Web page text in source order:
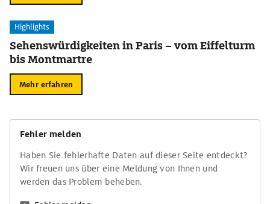
Highlights
Sehenswürdigkeiten in Paris – vom Eiffelturm
bis Montmartre
Mehr erfahren
Fehler melden
Haben Sie fehlerhafte Daten auf dieser Seite entdeckt?
Wir freuen uns über eine Meldung von Ihnen und
werden das Problem beheben.